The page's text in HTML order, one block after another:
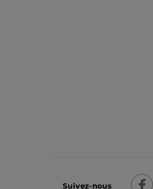
Suivez-nous